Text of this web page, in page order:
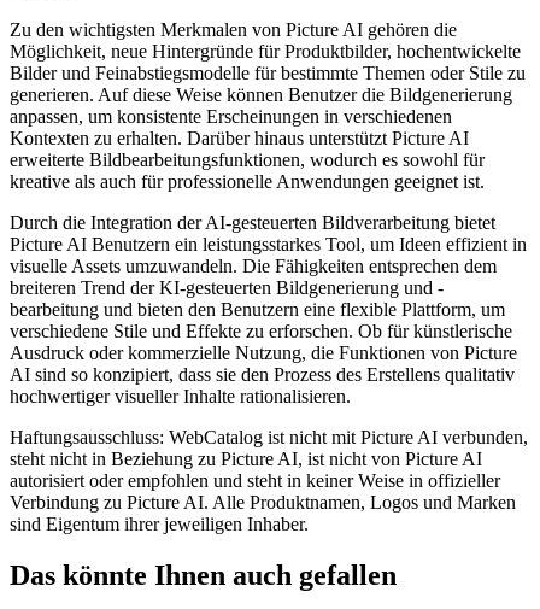
Zu den wichtigsten Merkmalen von Picture AI gehören die
Möglichkeit, neue Hintergründe für Produktbilder, hochentwickelte
Bilder und Feinabstiegsmodelle für bestimmte Themen oder Stile zu
generieren. Auf diese Weise können Benutzer die Bildgenerierung
anpassen, um konsistente Erscheinungen in verschiedenen
Kontexten zu erhalten. Darüber hinaus unterstützt Picture AI
erweiterte Bildbearbeitungsfunktionen, wodurch es sowohl für
kreative als auch für professionelle Anwendungen geeignet ist.
Durch die Integration der AI-gesteuerten Bildverarbeitung bietet
Picture AI Benutzern ein leistungsstarkes Tool, um Ideen effizient in
visuelle Assets umzuwandeln. Die Fähigkeiten entsprechen dem
breiteren Trend der KI-gesteuerten Bildgenerierung und -
bearbeitung und bieten den Benutzern eine flexible Plattform, um
verschiedene Stile und Effekte zu erforschen. Ob für künstlerische
Ausdruck oder kommerzielle Nutzung, die Funktionen von Picture
AI sind so konzipiert, dass sie den Prozess des Erstellens qualitativ
hochwertiger visueller Inhalte rationalisieren.
Haftungsausschluss: WebCatalog ist nicht mit Picture AI verbunden,
steht nicht in Beziehung zu Picture AI, ist nicht von Picture AI
autorisiert oder empfohlen und steht in keiner Weise in offizieller
Verbindung zu Picture AI. Alle Produktnamen, Logos und Marken
sind Eigentum ihrer jeweiligen Inhaber.
Das könnte Ihnen auch gefallen